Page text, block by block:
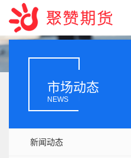
市场动态
NEWS
新闻动态